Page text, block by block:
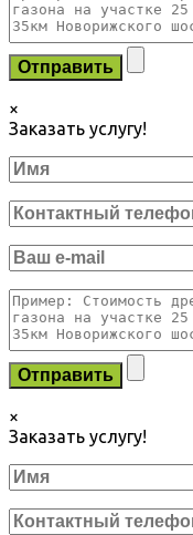
×
Заказать услугу!
×
Заказать услугу!